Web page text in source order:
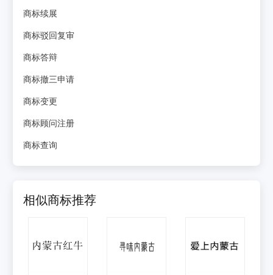
商标续展
商标驳回复审
商标答辩
商标撤三申请
商标变更
商标顾问注册
商标查询
相似商标推荐